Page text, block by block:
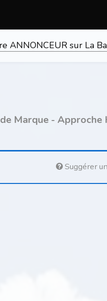
ANNONCEUR sur La
Marque - Approche
Suggérer